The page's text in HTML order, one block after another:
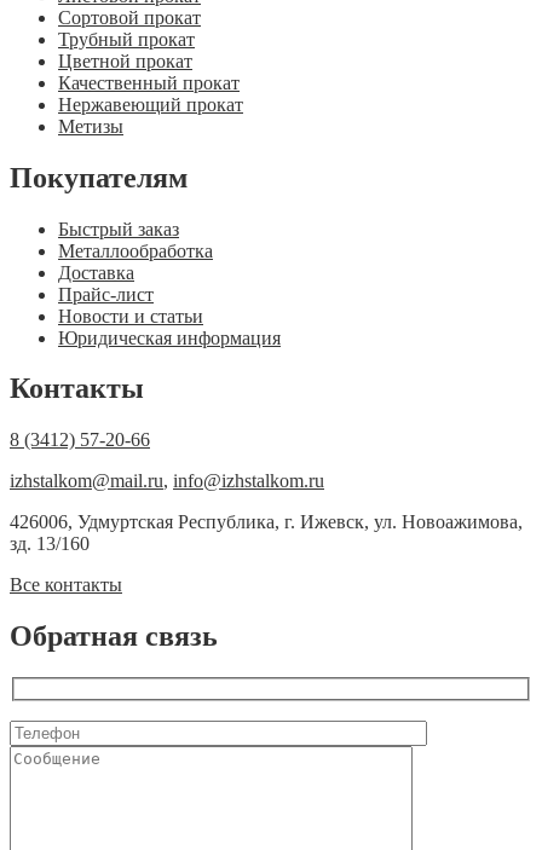
Сортовой прокат
Трубный прокат
Цветной прокат
Качественный прокат
Нержавеющий прокат
Метизы
Покупателям
Быстрый заказ
Металлообработка
Доставка
Прайс-лист
Новости и статьи
Юридическая информация
Контакты
8 (3412) 57-20-66
izhstalkom@mail.ru, info@izhstalkom.ru
426006, Удмуртская Республика, г. Ижевск, ул. Новоажимова,
зд. 13/160
Все контакты
Обратная связь